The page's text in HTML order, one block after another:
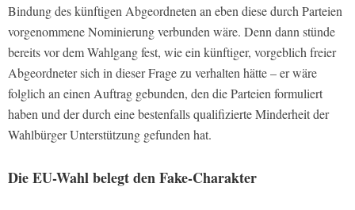
Bindung des künftigen Abgeordneten an eben diese durch Parteien
vorgenommene Nominierung verbunden wäre. Denn dann stünde
bereits vor dem Wahlgang fest, wie ein künftiger, vorgeblich freier
Abgeordneter sich in dieser Frage zu verhalten hätte – er wäre
folglich an einen Auftrag gebunden, den die Parteien formuliert
haben und der durch eine bestenfalls qualifizierte Minderheit der
Wahlbürger Unterstützung gefunden hat.
Die EU-Wahl belegt den Fake-Charakter